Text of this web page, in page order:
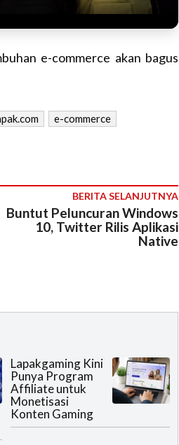
e-commerce akan bagus
e-commerce
BERITA SELANJUTNYA
Buntut Peluncuran Windows
10, Twitter Rilis Aplikasi
Native
Lapakgaming Kini
Punya Program
Affiliate untuk
Monetisasi
Konten Gaming